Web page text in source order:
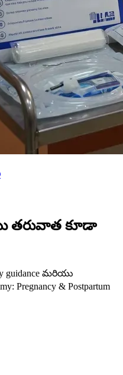
తరువాత కూడా
guidance మరియు
Pregnancy & Postpartum